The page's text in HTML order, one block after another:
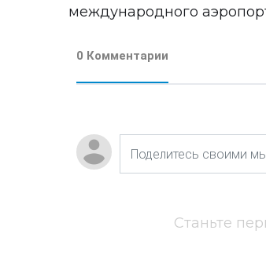
международного
0 Комментарии
Станьте